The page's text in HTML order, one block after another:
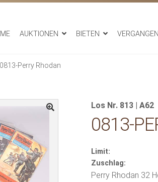
AUKTIONEN BIETEN
0813-Perry Rhodan
Los Nr. 813 | A62
0813-
Limit:
Zuschlag:
Perry Rhodan 32